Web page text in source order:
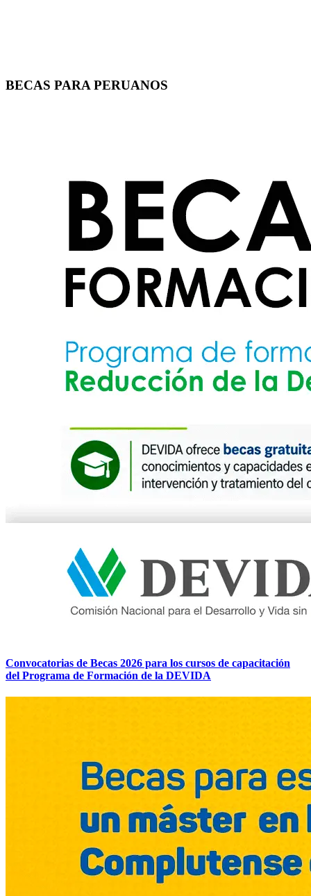
BECAS PARA PERUANOS
Convocatorias de Becas 2026 para los cursos de capacitación
del Programa de Formación de la DEVIDA